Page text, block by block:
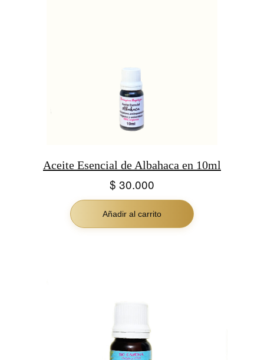
Aceite Esencial de Albahaca en 10ml
$ 30.000
Añadir al carrito